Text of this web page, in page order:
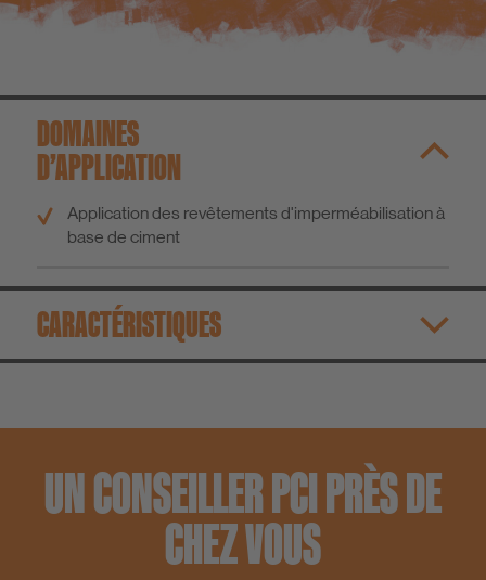
DOMAINES
D’APPLICATION
Application des revêtements d'imperméabilisation à
base de ciment
CARACTÉRISTIQUES
UN CONSEILLER PCI PRÈS DE
CHEZ VOUS